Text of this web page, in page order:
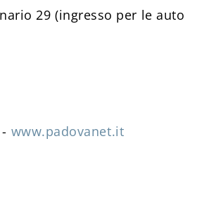
29 (ingresso per le auto
www.padovanet.it